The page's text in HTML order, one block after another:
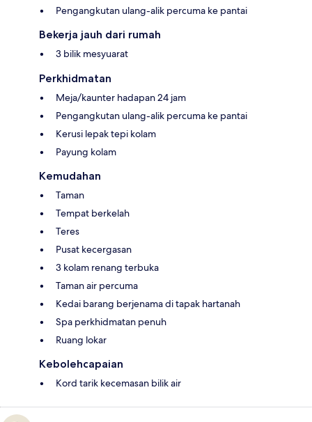
Pengangkutan ulang-alik percuma ke pantai
Bekerja jauh dari rumah
3 bilik mesyuarat
Perkhidmatan
Meja/kaunter hadapan 24 jam
Pengangkutan ulang-alik percuma ke pantai
Kerusi lepak tepi kolam
Payung kolam
Kemudahan
Taman
Tempat berkelah
Teres
Pusat kecergasan
3 kolam renang terbuka
Taman air percuma
Kedai barang berjenama di tapak hartanah
Spa perkhidmatan penuh
Ruang lokar
Kebolehcapaian
Kord tarik kecemasan bilik air